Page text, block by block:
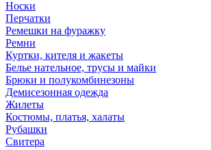
Носки
Перчатки
Ремешки на фуражку
Ремни
Куртки, кителя и жакеты
Белье нательное, трусы и майки
Брюки и полукомбинезоны
Демисезонная одежда
Жилеты
Костюмы, платья, халаты
Рубашки
Свитера